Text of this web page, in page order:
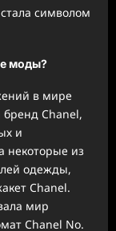
символом
моды?
в мире
Chanel,
и
некоторые из
одежды,
Chanel.
мир
Chanel No.